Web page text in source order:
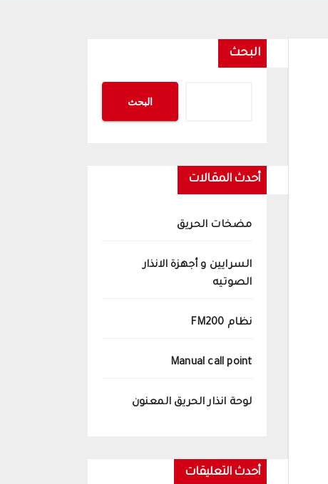
البحث
البحث
أحدث المقالات
مضخات الحريق
السرايين و أجهزة الانذار
الصوتيه
نظام FM200
Manual call point
لوحة انذار الحريق المعنون
أحدث التعليقات